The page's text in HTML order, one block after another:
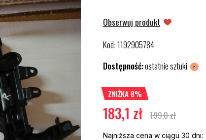
Obserwuj produkt
Kod:1192905784
Dostępność:ostatnie sztuki
ZNIŻKA 8%
183,1 zł 199,0 zł
Najniższa cena w ciągu 30 dni: